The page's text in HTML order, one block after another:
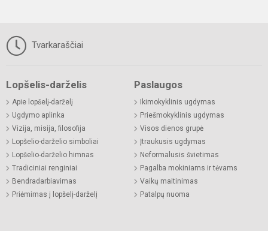
Tvarkaraščiai
Lopšelis-darželis
Apie lopšelį-darželį
Ugdymo aplinka
Vizija, misija, filosofija
Lopšelio-darželio simboliai
Lopšelio-darželio himnas
Tradiciniai renginiai
Bendradarbiavimas
Priėmimas į lopšelį-darželį
Paslaugos
Ikimokyklinis ugdymas
Priešmokyklinis ugdymas
Visos dienos grupė
Įtraukusis ugdymas
Neformalusis švietimas
Pagalba mokiniams ir tėvams
Vaikų maitinimas
Patalpų nuoma